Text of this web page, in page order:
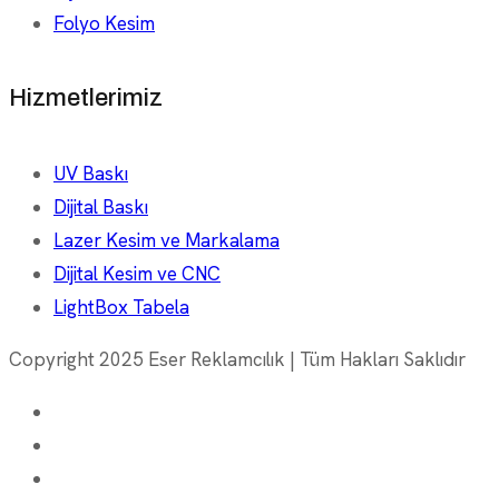
Folyo Kesim
Hizmetlerimiz
UV Baskı
Dijital Baskı
Lazer Kesim ve Markalama
Dijital Kesim ve CNC
LightBox Tabela
Copyright 2025 Eser Reklamcılık | Tüm Hakları Saklıdır